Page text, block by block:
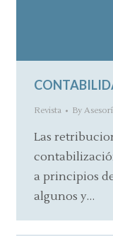
Revista By
Las
a principios
algunos y…